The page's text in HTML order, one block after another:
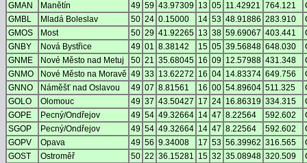
GMAN
Manětín 49 59 43.97309 13 05 11.42921 764.121
GMBL
Mladá Boleslav 50 24 0.15000 14 53 48.91886 283.910
GMOS
Most 50 29 41.92265 13 38 59.69067 403.441
GNBY
Nová Bystřice 49 01 8.38142 15 05 39.56848 648.030
GNME
Nové Město nad Metuj 50 21 35.68045 16 09 12.57988 431.348
GNMO
Nové Město na Moravě 49 33 13.62272 16 04 14.83374 649.756
GNNO
Náměšť nad Oslavou 49 07 8.81561 16 00 54.89604 511.325
GOLO
Olomouc 49 37 43.50427 17 24 16.86319 334.315
GOPE
Pecný/Ondřejov 49 54 49.32664 14 47 8.22564 592.602
SGOP
Pecný/Ondřejov 49 54 49.32664 14 47 8.22564 592.602
GOPV
Opava 49 56 9.34008 17 53 56.39962 316.565
GOST
Ostroměř 50 22 36.15281 15 32 35.08948 320.509